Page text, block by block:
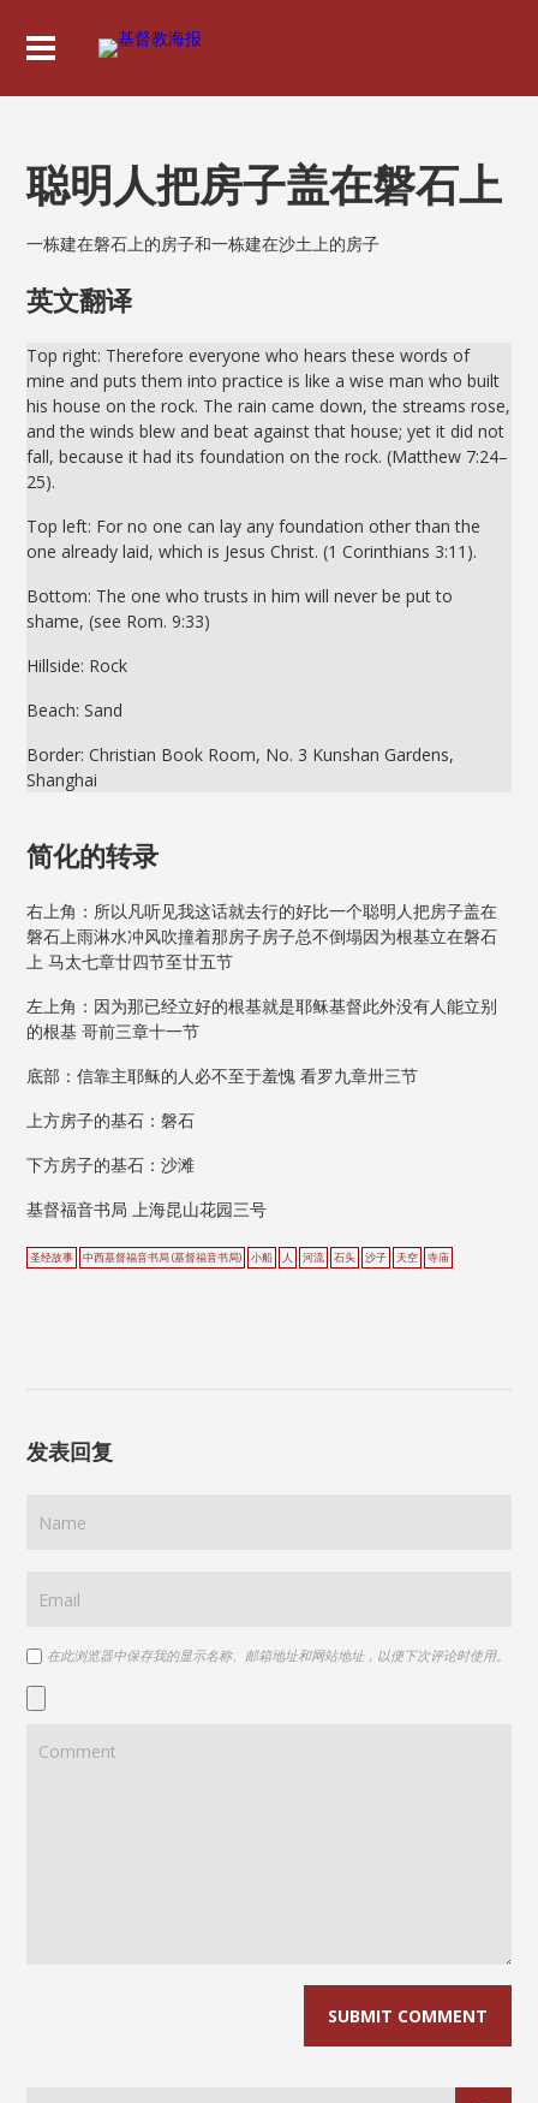
聪明人把房子盖在磐石上
一栋建在磐石上的房子和一栋建在沙土上的房子
英文翻译
Top right: Therefore everyone who hears these words of
mine and puts them into practice is like a wise man who built
his house on the rock. The rain came down, the streams rose,
and the winds blew and beat against that house; yet it did not
fall, because it had its foundation on the rock. (Matthew 7:24–
25).
Top left: For no one can lay any foundation other than the
one already laid, which is Jesus Christ. (1 Corinthians 3:11).
Bottom: The one who trusts in him will never be put to
shame, (see Rom. 9:33)
Hillside: Rock
Beach: Sand
Border: Christian Book Room, No. 3 Kunshan Gardens,
Shanghai
简化的转录
右上角：所以凡听见我这话就去行的好比一个聪明人把房子盖在
磐石上雨淋水冲风吹撞着那房子房子总不倒塌因为根基立在磐石
上 马太七章廿四节至廿五节
左上角：因为那已经立好的根基就是耶稣基督此外没有人能立别
的根基 哥前三章十一节
底部：信靠主耶稣的人必不至于羞愧 看罗九章卅三节
上方房子的基石：磐石
下方房子的基石：沙滩
基督福音书局 上海昆山花园三号
圣经故事 中西基督福音书局 (基督福音书局) 小船 人 河流 石头 沙子 天空 寺庙
发表回复
在此浏览器中保存我的显示名称、邮箱地址和网站地址，以便下次评论时使用。